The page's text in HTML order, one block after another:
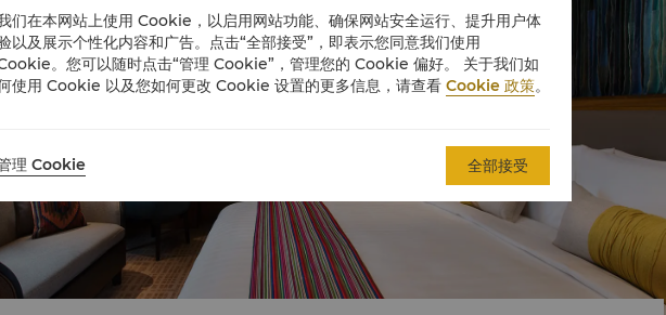
们在本网站上使用 Cookie，以启用网站功能、确保网站安全运行、提升用户体
以及展示个性化内容和广告。点击“全部接受”，即表示您同意我们使用
。您可以随时点击“管理 Cookie”，管理您的 Cookie 偏好。 关于我们如
使用 Cookie 以及您如何更改 Cookie 设置的更多信息，请查看 Cookie 政策。
理 Cookie 全部接受